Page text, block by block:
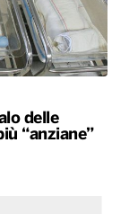
delle
“anziane”